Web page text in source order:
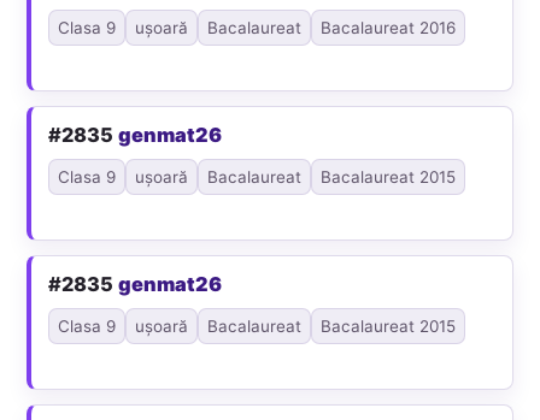
Clasa 9 ușoară Bacalaureat Bacalaureat 2016
#2835genmat26
Clasa 9 ușoară Bacalaureat Bacalaureat 2015
#2835genmat26
Clasa 9 ușoară Bacalaureat Bacalaureat 2015